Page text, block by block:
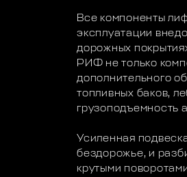
Все компоненты
эксплуатации
дорожных
РИФ не только
дополнительного
топливных баков,
грузоподъемность
Усиленная
бездорожье, и
крутыми